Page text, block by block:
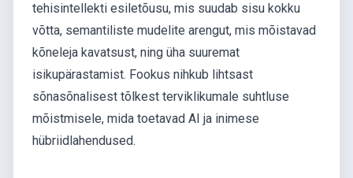
tehisintellekti esiletõusu, mis suudab sisu kokku
võtta, semantiliste mudelite arengut, mis mõistavad
kõneleja kavatsust, ning üha suuremat
isikupärastamist. Fookus nihkub lihtsast
sõnasõnalisest tõlkest terviklikumale suhtluse
mõistmisele, mida toetavad AI ja inimese
hübriidlahendused.